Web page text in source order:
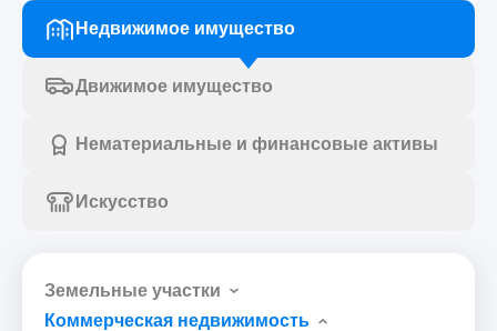
Недвижимое имущество
Движимое имущество
Нематериальные и финансовые активы
Искусство
Земельные участки
Коммерческая недвижимость